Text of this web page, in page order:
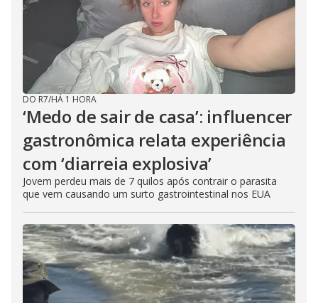
DO R7/HÁ 1 HORA
‘Medo de sair de casa’: influencer
gastronômica relata experiência
com ‘diarreia explosiva’
Jovem perdeu mais de 7 quilos após contrair o parasita
que vem causando um surto gastrointestinal nos EUA